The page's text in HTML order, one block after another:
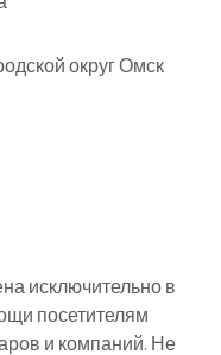
округ Омск
исключительно в
посетителям
и компаний. Не